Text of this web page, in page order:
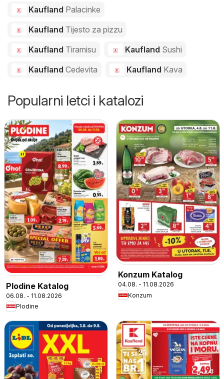
Kaufland Palacinke
Kaufland Tijesto za pizzu
Kaufland Tiramisu Kaufland Sushi
Kaufland Cedevita Kaufland Kava
Popularni letci i katalozi
Plodine Katalog
06.08. - 11.08.2026
Plodine
Konzum Katalog
04.08. - 11.08.2026
Konzum